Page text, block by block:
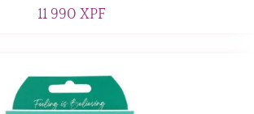
11 990 XPF